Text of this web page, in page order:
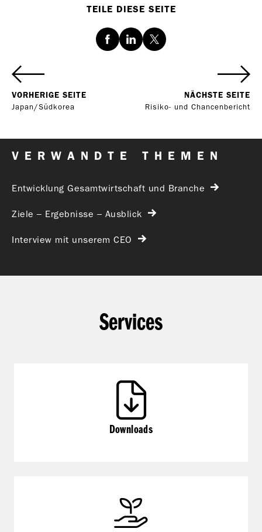
TEILE DIESE SEITE
FacebookLinkedInTwitter
VORHERIGE SEITE
Japan/Südkorea
NÄCHSTE SEITE
Risiko- und Chancenbericht
VERWANDTE THEMEN
Entwicklung Gesamtwirtschaft und Branche
Ziele – Ergebnisse – Ausblick
Interview mit unserem CEO
Services
Downloads